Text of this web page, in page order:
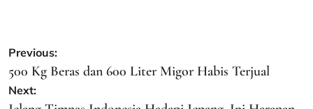
Post
navigation
Previous:
500 Kg Beras dan 600 Liter Migor Habis Terjual
Next: